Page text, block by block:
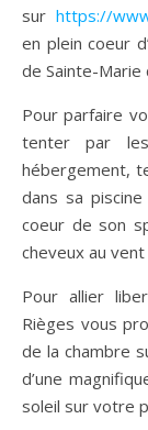
sur https://
en plein coeur
de Sainte-Marie
Pour parfaire
tenter par
hébergement,
dans sa
coeur de son
cheveux au
Pour allier
Rièges vous
de la chambre
d’une
soleil sur votre